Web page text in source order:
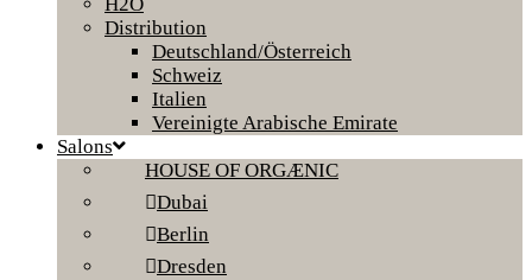
Distribution
Deutschland/Österreich
Schweiz
Italien
Vereinigte Arabische Emirate
Salons
HOUSE OF ORGÆNIC
Dubai
Berlin
Dresden